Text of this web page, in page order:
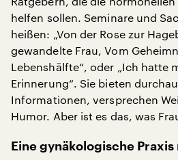
helfen sollen. Seminare und
heißen: „Von der Rose zur
gewandelte Frau, Vom
Lebenshälfte“, oder „Ich hatte
Erinnerung“. Sie bieten
Informationen, versprechen
Humor. Aber ist es das, was
Eine gynäkologische